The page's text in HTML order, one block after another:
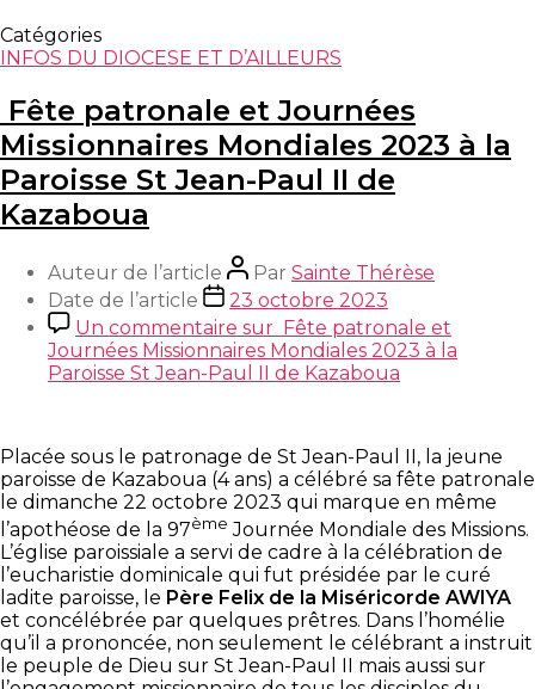
Catégories
INFOS DU DIOCESE ET D’AILLEURS
Fête patronale et Journées
Missionnaires Mondiales 2023 à la
Paroisse St Jean-Paul II de
Kazaboua
Auteur de l’article Par Sainte Thérèse
Date de l’article
23 octobre 2023
Un commentaire sur Fête patronale et
Journées Missionnaires Mondiales 2023 à la
Paroisse St Jean-Paul II de Kazaboua
Placée sous le patronage de St Jean-Paul II, la jeune
paroisse de Kazaboua (4 ans) a célébré sa fête patronale
le dimanche 22 octobre 2023 qui marque en même
l’apothéose de la 97ème Journée Mondiale des Missions.
L’église paroissiale a servi de cadre à la célébration de
l’eucharistie dominicale qui fut présidée par le curé
ladite paroisse, le Père Felix de la Miséricorde AWIYA
et concélébrée par quelques prêtres. Dans l’homélie
qu’il a prononcée, non seulement le célébrant a instruit
le peuple de Dieu sur St Jean-Paul II mais aussi sur